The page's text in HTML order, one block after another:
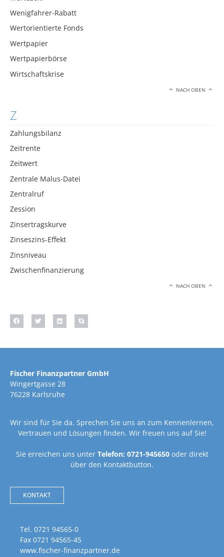
Wenigfahrer-Rabatt
Wertorientierte Fonds
Wertpapier
Wertpapierbörse
Wirtschaftskrise
NACH OBEN
Z
Zahlungsbilanz
Zeitrente
Zeitwert
Zentrale Malus-Datei
Zentralruf
Zession
Zinsertragskurve
Zinseszins-Effekt
Zinsniveau
Zwischenfinanzierung
NACH OBEN
Fischer Finanzpartner GmbH
Wingertgasse 28
76228 Karlsruhe
Wir sind für Sie da. Sprechen Sie uns an zum Kennenlernen,
Vertrauen und Lösungen finden. Wir freuen uns auf Sie!
Sie erreichen uns unter Telefon: 0721-945650oder direkt
über den Kontaktbutton.
KONTAKT
Tel. 0721 94565-0
Fax 0721 94565-45
www.fischer-finanzpartner.de